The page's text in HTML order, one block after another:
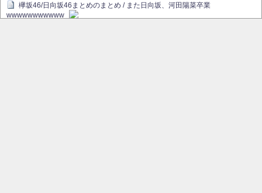
欅坂46/日向坂46まとめのまとめ / また日向坂、河田陽菜卒業
wwwwwwwwwww